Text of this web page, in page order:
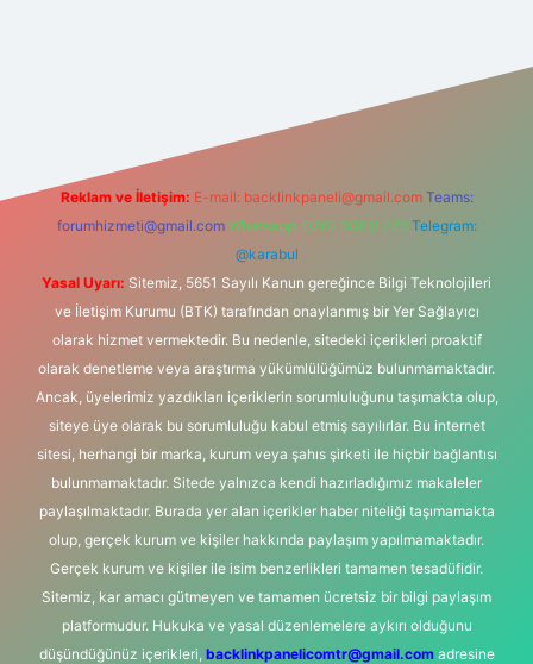
Reklam ve İletişim: E-mail: backlinkpaneli@gmail.com Teams:
forumhizmeti@gmail.com Whatsapp: 0262 606 0 726 Telegram:
@karabul
Yasal Uyarı: Sitemiz, 5651 Sayılı Kanun gereğince Bilgi Teknolojileri
ve İletişim Kurumu (BTK) tarafından onaylanmış bir Yer Sağlayıcı
olarak hizmet vermektedir. Bu nedenle, sitedeki içerikleri proaktif
olarak denetleme veya araştırma yükümlülüğümüz bulunmamaktadır.
Ancak, üyelerimiz yazdıkları içeriklerin sorumluluğunu taşımakta olup,
siteye üye olarak bu sorumluluğu kabul etmiş sayılırlar. Bu internet
sitesi, herhangi bir marka, kurum veya şahıs şirketi ile hiçbir bağlantısı
bulunmamaktadır. Sitede yalnızca kendi hazırladığımız makaleler
paylaşılmaktadır. Burada yer alan içerikler haber niteliği taşımamakta
olup, gerçek kurum ve kişiler hakkında paylaşım yapılmamaktadır.
Gerçek kurum ve kişiler ile isim benzerlikleri tamamen tesadüfidir.
Sitemiz, kar amacı gütmeyen ve tamamen ücretsiz bir bilgi paylaşım
platformudur. Hukuka ve yasal düzenlemelere aykırı olduğunu
düşündüğünüz içerikleri, backlinkpanelicomtr@gmail.comadresine